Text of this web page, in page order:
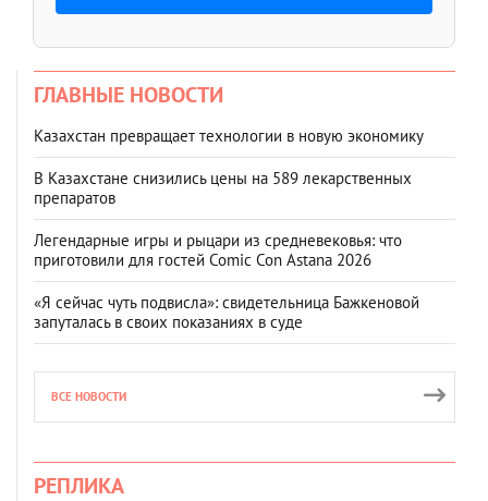
ГЛАВНЫЕ НОВОСТИ
Казахстан превращает технологии в новую экономику
В Казахстане снизились цены на 589 лекарственных
препаратов
Легендарные игры и рыцари из средневековья: что
приготовили для гостей Comic Con Astana 2026
«Я сейчас чуть подвисла»: свидетельница Бажкеновой
запуталась в своих показаниях в суде
ВСЕ НОВОСТИ
РЕПЛИКА